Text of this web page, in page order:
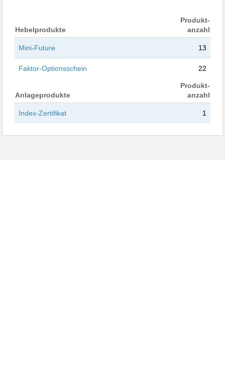
Hebelprodukte
Produkt-
anzahl
Mini-Future 13
Faktor-Optionsschein 22
Anlageprodukte
Produkt-
anzahl
Index-Zertifikat 1